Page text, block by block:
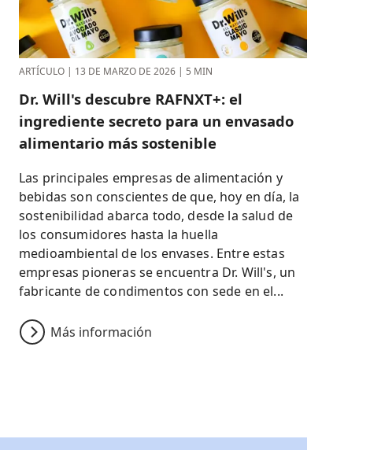
ARTÍCULO | 13 DE MARZO DE 2026 | 5 MIN
Dr. Will's descubre RAFNXT+: el
ingrediente secreto para un envasado
alimentario más sostenible
Las principales empresas de alimentación y
bebidas son conscientes de que, hoy en día, la
sostenibilidad abarca todo, desde la salud de
los consumidores hasta la huella
medioambiental de los envases. Entre estas
empresas pioneras se encuentra Dr. Will's, un
fabricante de condimentos con sede en el...
Más información